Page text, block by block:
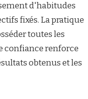
d'habitudes
fixés. La pratique
toutes les
confiance renforce
obtenus et les